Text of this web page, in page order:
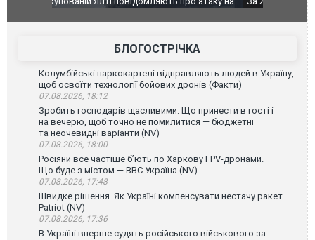
склад Wildberries. ФОТО. ВІДЕО
БЛОГОСТРІЧКА
Колумбійські наркокартелі відправляють людей в Україну,
щоб освоїти технології бойових дронів (Факти)
07.08.2026, 18:12
Зробить господарів щасливими. Що принести в гості і
на вечерю, щоб точно не помилитися — бюджетні
та неочевидні варіанти (NV)
07.08.2026, 18:00
Росіяни все частіше бʼють по Харкову FPV-дронами.
Що буде з містом — ВВС Україна (NV)
07.08.2026, 17:48
Швидке рішення. Як Україні компенсувати нестачу ракет
Patriot (NV)
07.08.2026, 17:36
В Україні вперше судять російського військового за